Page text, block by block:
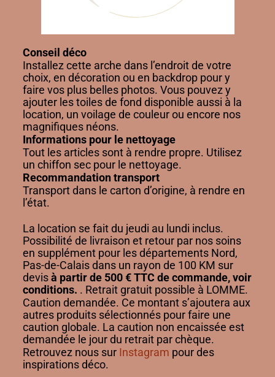
Conseil déco
Installez cette arche dans l’endroit de votre
choix, en décoration ou en backdrop pour y
faire vos plus belles photos. Vous pouvez y
ajouter les toiles de fond disponible aussi à la
location, un voilage de couleur ou encore nos
magnifiques néons.
Informations pour le nettoyage
Tout les articles sont à rendre propre. Utilisez
un chiffon sec pour le nettoyage.
Recommandation transport
Transport dans le carton d’origine, à rendre en
l’état.
La location se fait du jeudi au lundi inclus.
Possibilité de livraison et retour par nos soins
en supplément pour les départements Nord,
Pas-de-Calais dans un rayon de 100 KM sur
devisà partir de 500 € TTC de commande, voir
conditions. . Retrait gratuit possible à LOMME.
Caution demandée. Ce montant s’ajoutera aux
autres produits sélectionnés pour faire une
caution globale. La caution non encaissée est
demandée le jour du retrait par chèque.
Retrouvez nous sur Instagram pour des
inspirations déco.